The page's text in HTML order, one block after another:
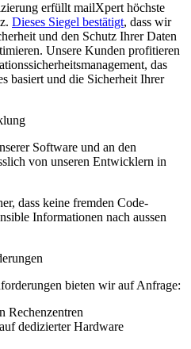
erfüllt mailXpert höchste
Dieses Siegel bestätigt, dass wir
und den Schutz Ihrer Daten
Unsere Kunden profitieren
das
basiert und die Sicherheit Ihrer
Software und an den
von unseren Entwicklern in
dass keine fremden Code-
Informationen nach aussen
bieten wir auf Anfrage:
Rechenzentren
dedizierter Hardware